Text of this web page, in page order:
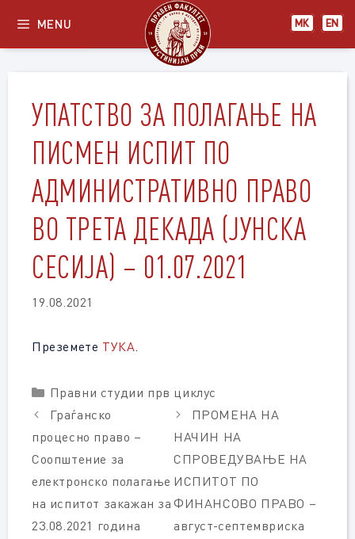
content
МК EN
MENU
УПАТСТВО ЗА ПОЛАГАЊЕ НА
ПИСМЕН ИСПИТ ПО
АДМИНИСТРАТИВНО ПРАВО
ВО ТРЕТА ДЕКАДА (ЈУНСКА
СЕСИЈА) – 01.07.2021
19.08.2021
Преземете ТУКА.
Categories
Правни студии прв циклус
Граѓанско
процесно право –
Соопштение за
електронско полагање
на испитот закажан за
23.08.2021 година
ПРОМЕНА НА
НАЧИН НА
СПРОВЕДУВАЊЕ НА
ИСПИТОТ ПО
ФИНАНСОВО ПРАВО –
август-септемвриска